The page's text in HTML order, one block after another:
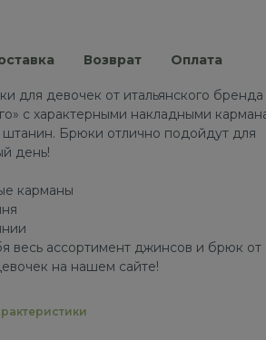
Возврат Оплата
для девочек от итальянского бренда
с характерными накладными
штанин. Брюки отлично подойдут для
день!
карманы
весь ассортимент джинсов и брюк от
на нашем сайте!